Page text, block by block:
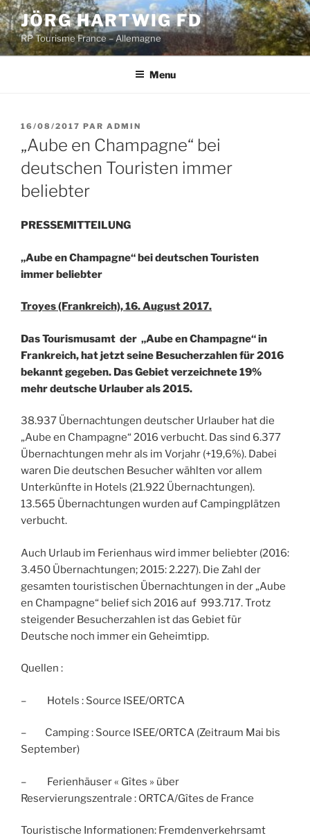
Aller
au
contenu
principal
JÖRG HARTWIG FD
RP Tourisme France – Allemagne
Menu
PUBLIÉ
LE
16/08/2017 PAR ADMIN
„Aube en Champagne“ bei
deutschen Touristen immer
beliebter
PRESSEMITTEILUNG
„Aube en Champagne“ bei deutschen Touristen
immer beliebter
Troyes (Frankreich), 16. August 2017.
Das Tourismusamt der „Aube en Champagne“ in
Frankreich, hat jetzt seine Besucherzahlen für 2016
bekannt gegeben. Das Gebiet verzeichnete 19%
mehr deutsche Urlauber als 2015.
38.937 Übernachtungen deutscher Urlauber hat die
„Aube en Champagne“ 2016 verbucht. Das sind 6.377
Übernachtungen mehr als im Vorjahr (+19,6%). Dabei
waren Die deutschen Besucher wählten vor allem
Unterkünfte in Hotels (21.922 Übernachtungen).
13.565 Übernachtungen wurden auf Campingplätzen
verbucht.
Auch Urlaub im Ferienhaus wird immer beliebter (2016:
3.450 Übernachtungen; 2015: 2.227). Die Zahl der
gesamten touristischen Übernachtungen in der „Aube
en Champagne“ belief sich 2016 auf 993.717. Trotz
steigender Besucherzahlen ist das Gebiet für
Deutsche noch immer ein Geheimtipp.
Quellen :
– Hotels : Source ISEE/ORTCA
– Camping : Source ISEE/ORTCA (Zeitraum Mai bis
September)
– Ferienhäuser « Gîtes » über
Reservierungszentrale : ORTCA/Gîtes de France
Touristische Informationen: Fremdenverkehrsamt